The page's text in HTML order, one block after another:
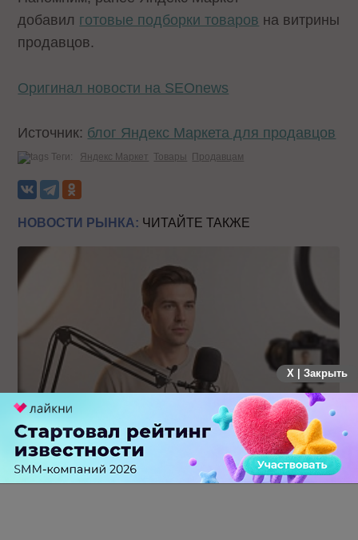
добавил готовые подборки товаров на витрины
продавцов.
Оригинал новости на SEOnews
Источник: блог Яндекс Маркета для продавцов
Теги: Яндекс Маркет Товары Продавцам
НОВОСТИ РЫНКА: ЧИТАЙТЕ ТАКЖЕ
Российский рынок инфлюенс-маркетинга вошел в фазу
стагнации после нескольких лет роста
X | Закрыть